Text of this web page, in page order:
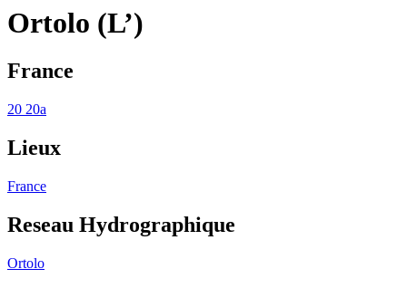
Ortolo (L’)
France
20 20a
Lieux
France
Reseau Hydrographique
Ortolo